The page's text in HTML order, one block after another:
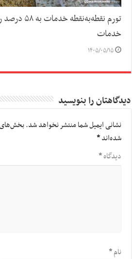
تورم
خدمات
۱۴۰۵/۰۵/۱۵
دیدگاهتان را بنویسید
نشانی ایمیل شما منتشر نخواهد شد.بخش‌های
شده‌اند*
دیدگاه*
نام*